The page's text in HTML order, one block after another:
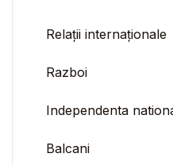
Relații internaționale
Razboi
Independenta
Balcani